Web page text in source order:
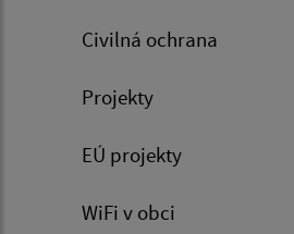
Civilná ochrana
Projekty
EÚ projekty
WiFi v obci